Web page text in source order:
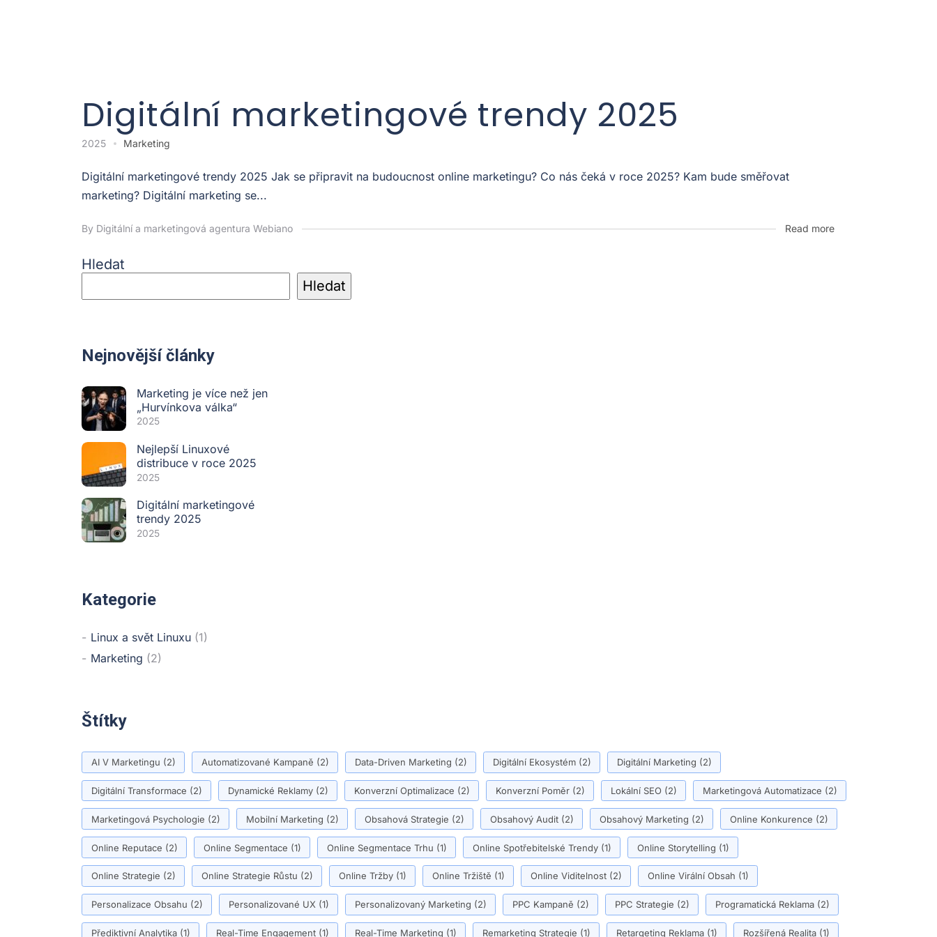
Digitální marketingové trendy 2025
2025 Marketing
Digitální marketingové trendy 2025 Jak se připravit na budoucnost online marketingu? Co nás čeká v roce 2025? Kam bude směřovat
marketing? Digitální marketing se...
By Digitální a marketingová agentura Webiano Read more
Hledat
Hledat
Nejnovější články
Marketing je více než jen
„Hurvínkova válka“
2025
Nejlepší Linuxové
distribuce v roce 2025
2025
Digitální marketingové
trendy 2025
2025
Kategorie
Linux a svět Linuxu (1)
Marketing (2)
Štítky
AI V Marketingu (2) Automatizované Kampaně (2) Data-Driven Marketing (2) Digitální Ekosystém(2) Digitální Marketing (2)
Digitální Transformace (2) Dynamické Reklamy(2) Konverzní Optimalizace (2) Konverzní Poměr(2) Lokální SEO(2) Marketingová Automatizace (2)
Marketingová Psychologie (2) Mobilní Marketing (2) Obsahová Strategie (2) Obsahový Audit(2) Obsahový Marketing (2) Online Konkurence (2)
Online Reputace (2) Online Segmentace (1) Online Segmentace Trhu (1) Online Spotřebitelské Trendy(1) Online Storytelling (1)
Online Strategie (2) Online Strategie Růstu (2) Online Tržby(1) Online Tržiště (1) Online Viditelnost(2) Online Virální Obsah (1)
Personalizace Obsahu (2) Personalizované UX(1) Personalizovaný Marketing (2) PPC Kampaně (2) PPC Strategie (2) Programatická Reklama(2)
Přediktivní Analytika(1) Real-Time Engagement(1) Real-Time Marketing (1) Remarketing Strategie (1) Retargeting Reklama(1) Rozšířená Realita(1)